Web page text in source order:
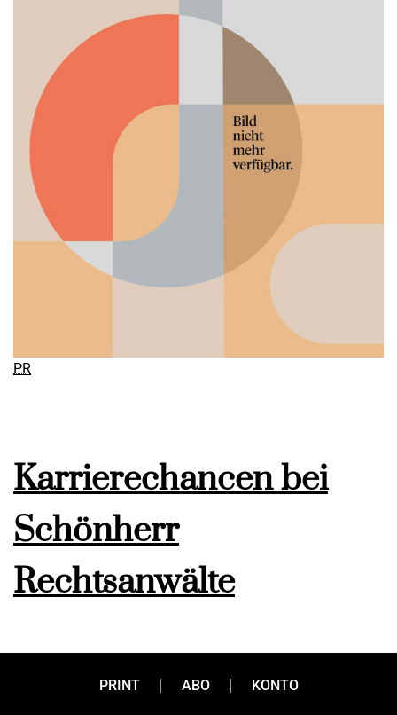
PR
Karrierechancen bei
Schönherr
Rechtsanwälte
PRINT ABO KONTO